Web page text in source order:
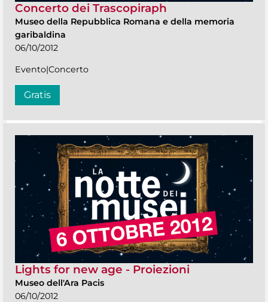
Concerto dei Trascopiraph
Museo della Repubblica Romana e della memoria
garibaldina
06/10/2012
Evento|Concerto
Gratis
Lights for new age - Proiezioni
Museo dell'Ara Pacis
06/10/2012